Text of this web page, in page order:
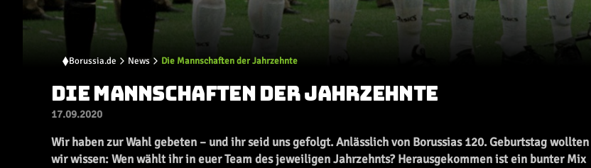
Borussia.de News Die Mannschaften der Jahrzehnte
DIE MANNSCHAFTEN DER JAHRZEHNTE
17.09.2020
Wir haben zur Wahl gebeten – und ihr seid uns gefolgt. Anlässlich von Borussias 120. Geburtstag wollten
wir wissen: Wen wählt ihr in euer Team des jeweiligen Jahrzehnts? Herausgekommen ist ein bunter Mix